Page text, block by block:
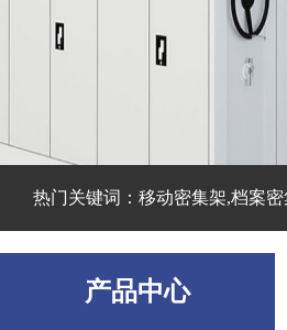
热门关键词：移动密集架,档案
产品中心